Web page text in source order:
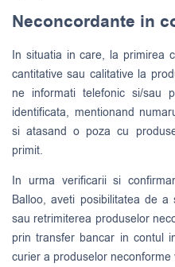
Neconcordante in
In situatia in care, la primirea
cantitative sau calitative la
ne informati telefonic si/sau
identificata, mentionand
si atasand o poza cu
primit.
In urma verificarii si
Balloo, aveti posibilitatea de a
sau retrimiterea produselor
prin transfer bancar in contul
curier a produselor